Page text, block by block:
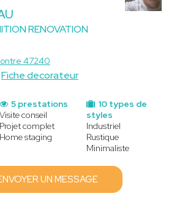
RENOVATION
Fiche decorateur
47240
10 types de
styles
Industriel
Rustique
Minimaliste
5 prestations
Visite conseil
Projet complet
Home staging
UN MESSAGE